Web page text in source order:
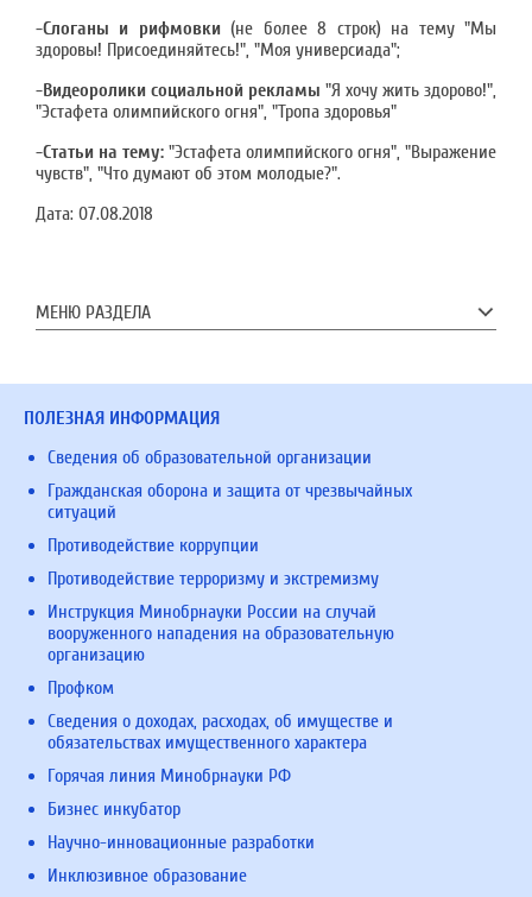
-Слоганы и рифмовки(не более 8 строк) на тему "Мы
здоровы! Присоединяйтесь!", "Моя универсиада";
-Видеоролики социальной рекламы "Я хочу жить здорово!",
"Эстафета олимпийского огня", "Тропа здоровья"
-Статьи на тему: "Эстафета олимпийского огня", "Выражение
чувств", "Что думают об этом молодые?".
Дата: 07.08.2018
МЕНЮ РАЗДЕЛА
ПОЛЕЗНАЯ ИНФОРМАЦИЯ
Сведения об образовательной организации
Гражданская оборона и защита от чрезвычайных
ситуаций
Противодействие коррупции
Противодействие терроризму и экстремизму
Инструкция Минобрнауки России на случай
вооруженного нападения на образовательную
организацию
Профком
Сведения о доходах, расходах, об имуществе и
обязательствах имущественного характера
Горячая линия Минобрнауки РФ
Бизнес инкубатор
Научно-инновационные разработки
Инклюзивное образование